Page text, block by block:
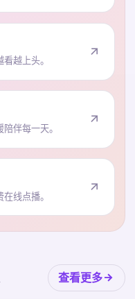
越上头。
伴每一天。
线点播。
查看更多